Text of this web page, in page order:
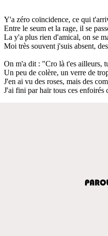
Y'a zéro coïncidence, ce qui
Entre le seum et la rage, il se
La y'a plus rien d'amical, on se
Moi très souvent j'suis absent,
On m'a dit : "Cro là t'es ailleurs,
Un peu de colère, un verre de
J'en ai vu des roses, mais des
J'ai fini par haïr tous ces enfoirés